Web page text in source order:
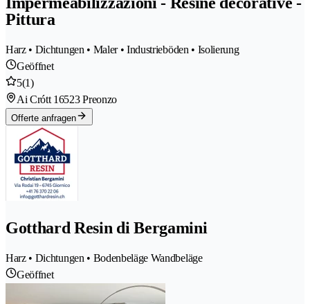
Pittura
Harz • Dichtungen • Maler • Industrieböden • Isolierung
Geöffnet
5(1)
Ai Crótt 16523 Preonzo
Offerte anfragen
Gotthard Resin di Bergamini
Harz • Dichtungen • Bodenbeläge Wandbeläge
Geöffnet